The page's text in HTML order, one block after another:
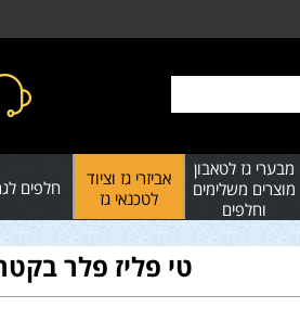
מבערי גז לטאבון
מוצרים משלימים
וחלפים
אביזרי גז וציוד
לטכנאי גז
חלפים
טי פליז פלר בקטרים 5/16"-